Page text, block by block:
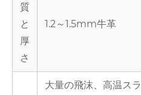
質
と
厚
さ
1.2～1.5mm牛革
大量の飛沫、高温スラ